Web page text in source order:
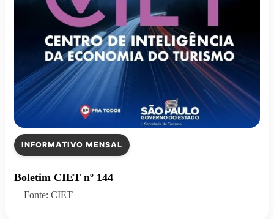
INFORMATIVO MENSAL
Boletim CIET nº 144
Fonte: CIET